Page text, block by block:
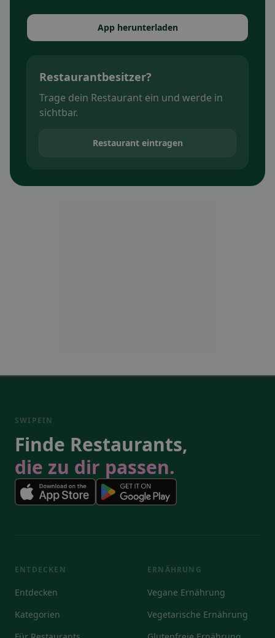
App herunterladen
Restaurantbesitzer?
Trage dein Restaurant ein und werde in
sichtbar.
Restaurant eintragen
SWIPEIN
Finde Restaurants,
die zu dir passen.
ENTDECKEN
Entdecken
Kategorien
ERNÄHRUNG
Vegane Ernährung
Vegetarische Ernährung